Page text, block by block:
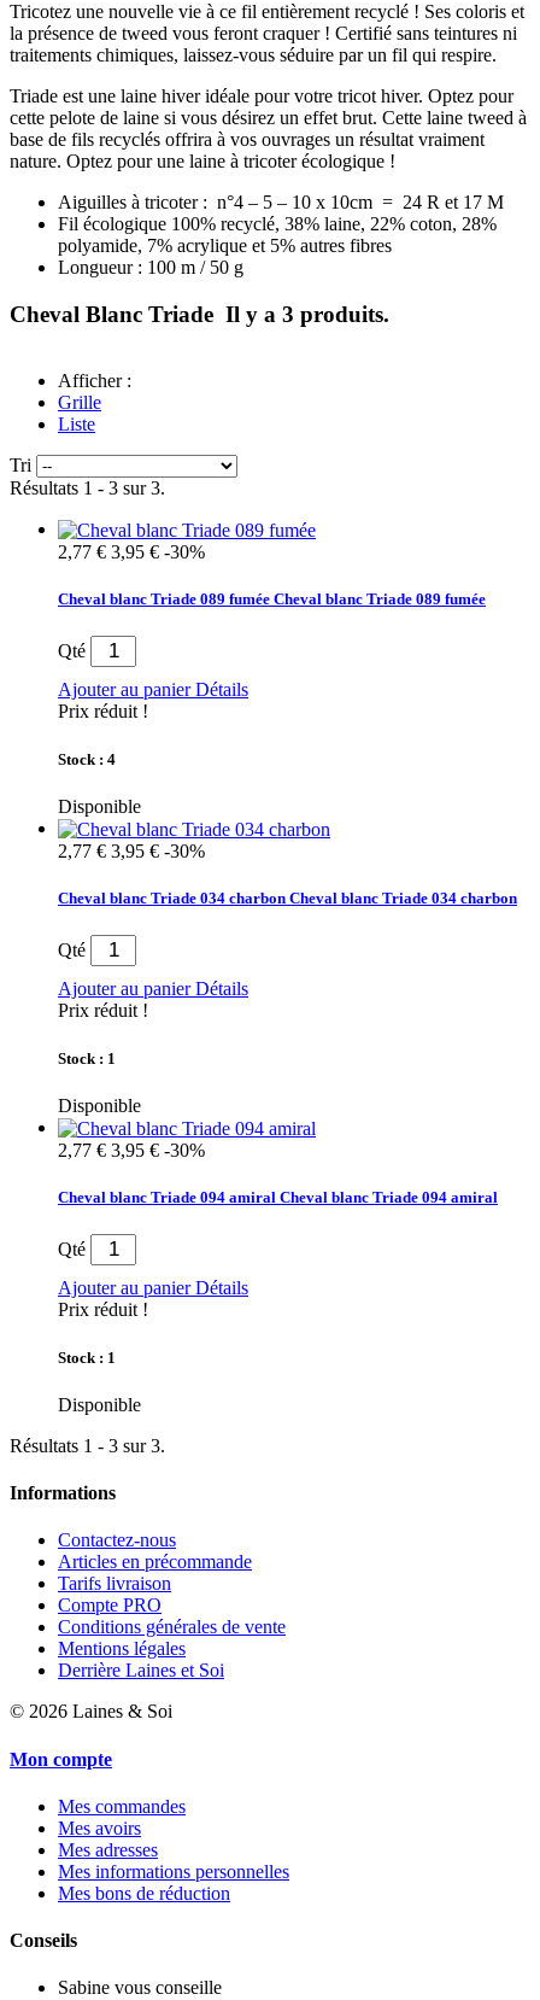
Tricotez une nouvelle vie à ce fil entièrement recyclé ! Ses coloris et
la présence de tweed vous feront craquer ! Certifié sans teintures ni
traitements chimiques, laissez-vous séduire par un fil qui respire.
Triade est une laine hiver idéale pour votre tricot hiver. Optez pour
cette pelote de laine si vous désirez un effet brut. Cette laine tweed à
base de fils recyclés offrira à vos ouvrages un résultat vraiment
nature. Optez pour une laine à tricoter écologique !
Aiguilles à tricoter : n°4 – 5 – 10 x 10cm = 24 R et 17 M
Fil écologique 100% recyclé, 38% laine, 22% coton, 28%
polyamide, 7% acrylique et 5% autres fibres
Longueur : 100 m / 50 g
Cheval Blanc Triade Il y a 3 produits.
Afficher :
Grille
Liste
Tri
Résultats 1 - 3 sur 3.
2,77 € 3,95 € -30%
Cheval blanc Triade 089 fumée Cheval blanc Triade 089 fumée
Qté
Ajouter au panier Détails
Prix réduit !
Stock : 4
Disponible
2,77 € 3,95 € -30%
Cheval blanc Triade 034 charbon Cheval blanc Triade 034 charbon
Qté
Ajouter au panier Détails
Prix réduit !
Stock : 1
Disponible
2,77 € 3,95 € -30%
Cheval blanc Triade 094 amiral Cheval blanc Triade 094 amiral
Qté
Ajouter au panier Détails
Prix réduit !
Stock : 1
Disponible
Résultats 1 - 3 sur 3.
Informations
Contactez-nous
Articles en précommande
Tarifs livraison
Compte PRO
Conditions générales de vente
Mentions légales
Derrière Laines et Soi
© 2026 Laines & Soi
Mon compte
Mes commandes
Mes avoirs
Mes adresses
Mes informations personnelles
Mes bons de réduction
Conseils
Sabine vous conseille